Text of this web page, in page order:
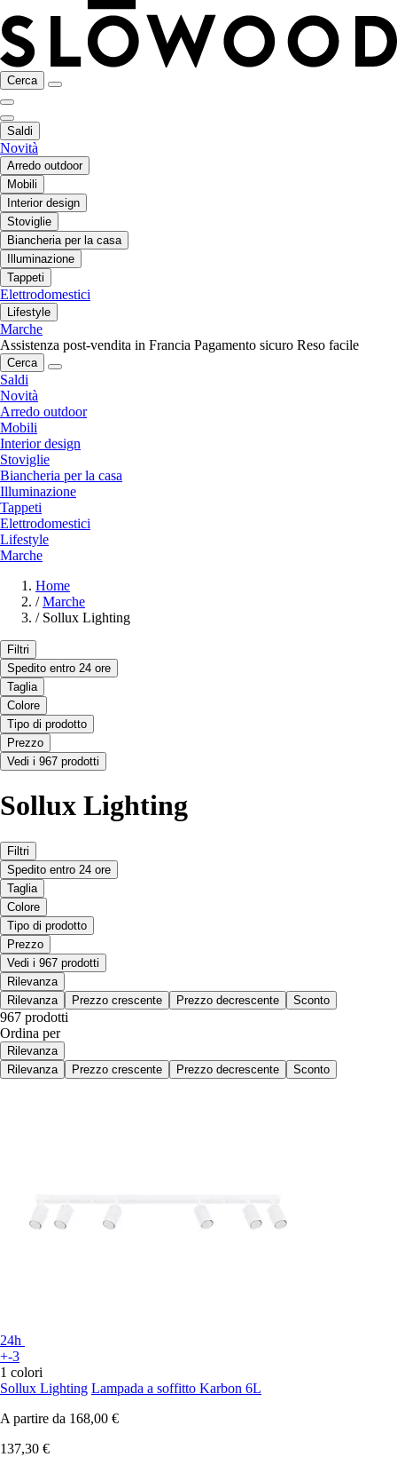
Cerca
Saldi
Novità
Arredo outdoor
Mobili
Interior design
Stoviglie
Biancheria per la casa
Illuminazione
Tappeti
Elettrodomestici
Lifestyle
Marche
Assistenza post-vendita in Francia Pagamento sicuro Reso facile
Cerca
Saldi
Novità
Arredo outdoor
Mobili
Interior design
Stoviglie
Biancheria per la casa
Illuminazione
Tappeti
Elettrodomestici
Lifestyle
Marche
Home
/ Marche
/ Sollux Lighting
Filtri
Spedito entro 24 ore
Taglia
Colore
Tipo di prodotto
Prezzo
Vedi i 967 prodotti
Sollux Lighting
Filtri
Spedito entro 24 ore
Taglia
Colore
Tipo di prodotto
Prezzo
Vedi i 967 prodotti
Rilevanza
Rilevanza
Prezzo crescente Prezzo decrescente Sconto
967 prodotti
Ordina per
Rilevanza
Rilevanza
Prezzo crescente Prezzo decrescente Sconto
24h
+-3
1 colori
Sollux Lighting Lampada a soffitto Karbon 6L
A partire da 168,00 €
137,30 €